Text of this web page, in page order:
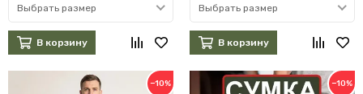
Выбрать размер
В корзину
Выбрать размер
В корзину
−10% −10%